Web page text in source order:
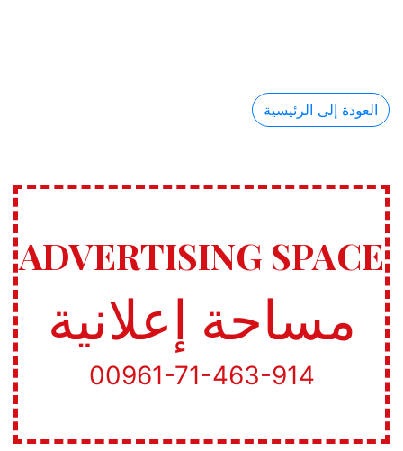
العودة إلى الرئيسية
ADVERTISING SPACE
مساحة إعلانية
00961-71-463-914